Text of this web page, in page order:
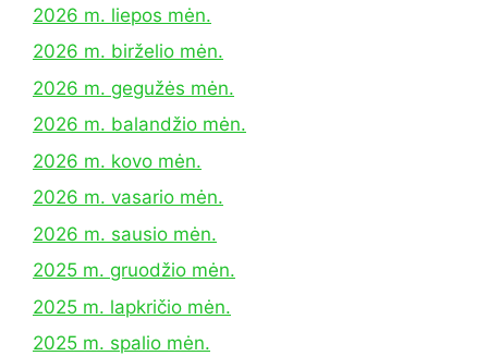
2026 m. liepos mėn.
2026 m. birželio mėn.
2026 m. gegužės mėn.
2026 m. balandžio mėn.
2026 m. kovo mėn.
2026 m. vasario mėn.
2026 m. sausio mėn.
2025 m. gruodžio mėn.
2025 m. lapkričio mėn.
2025 m. spalio mėn.